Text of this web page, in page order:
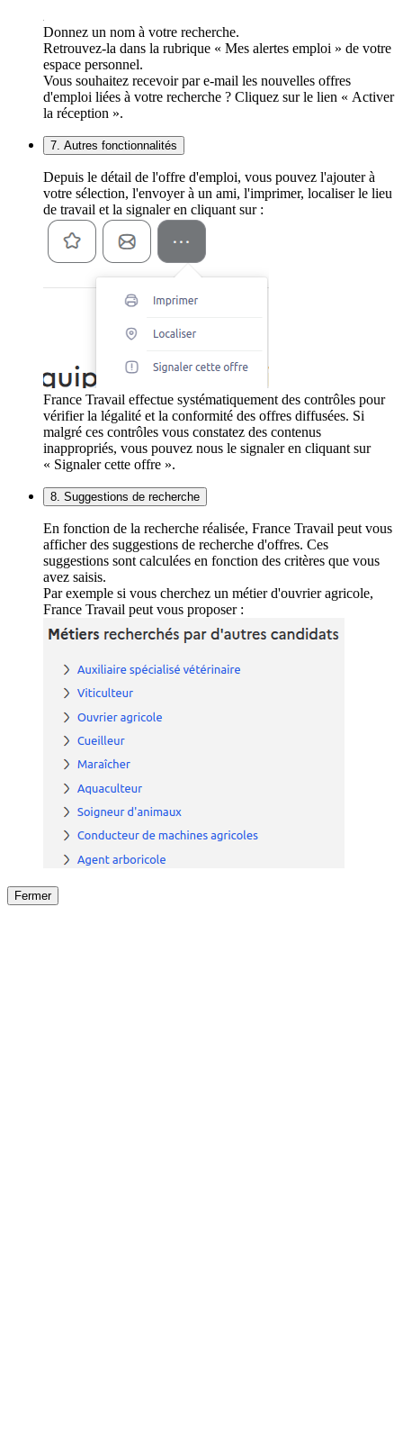
Donnez un nom à votre recherche.
Retrouvez-la dans la rubrique « Mes alertes emploi » de votre
espace personnel.
Vous souhaitez recevoir par e-mail les nouvelles offres
d'emploi liées à votre recherche ? Cliquez sur le lien « Activer
la réception ».
7. Autres fonctionnalités
Depuis le détail de l'offre d'emploi, vous pouvez l'ajouter à
votre sélection, l'envoyer à un ami, l'imprimer, localiser le lieu
de travail et la signaler en cliquant sur :
France Travail effectue systématiquement des contrôles pour
vérifier la légalité et la conformité des offres diffusées. Si
malgré ces contrôles vous constatez des contenus
inappropriés, vous pouvez nous le signaler en cliquant sur
« Signaler cette offre ».
8. Suggestions de recherche
En fonction de la recherche réalisée, France Travail peut vous
afficher des suggestions de recherche d'offres. Ces
suggestions sont calculées en fonction des critères que vous
avez saisis.
Par exemple si vous cherchez un métier d'ouvrier agricole,
France Travail peut vous proposer :
Fermer